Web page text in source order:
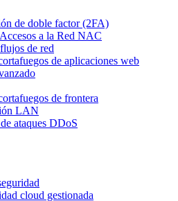
de doble factor (2FA)
a la Red NAC
de red
de aplicaciones web
de frontera
LAN
ataques DDoS
cloud gestionada